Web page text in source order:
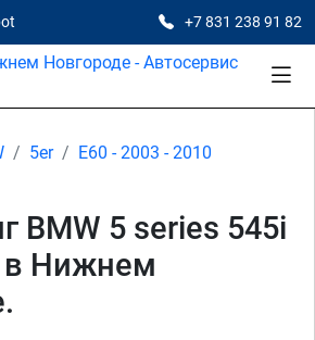
+7 831 238 91 82
5er
E60 - 2003 - 2010
BMW 5 series 545i
в Нижнем